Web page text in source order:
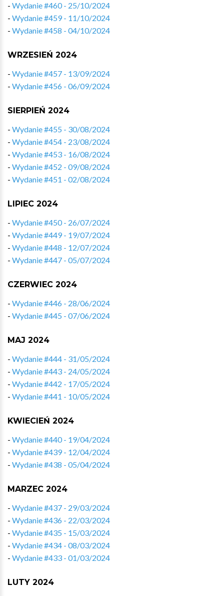
- Wydanie #460 - 25/10/2024
- Wydanie #459 - 11/10/2024
- Wydanie #458 - 04/10/2024
WRZESIEŃ 2024
- Wydanie #457 - 13/09/2024
- Wydanie #456 - 06/09/2024
SIERPIEŃ 2024
- Wydanie #455 - 30/08/2024
- Wydanie #454 - 23/08/2024
- Wydanie #453 - 16/08/2024
- Wydanie #452 - 09/08/2024
- Wydanie #451 - 02/08/2024
LIPIEC 2024
- Wydanie #450 - 26/07/2024
- Wydanie #449 - 19/07/2024
- Wydanie #448 - 12/07/2024
- Wydanie #447 - 05/07/2024
CZERWIEC 2024
- Wydanie #446 - 28/06/2024
- Wydanie #445 - 07/06/2024
MAJ 2024
- Wydanie #444 - 31/05/2024
- Wydanie #443 - 24/05/2024
- Wydanie #442 - 17/05/2024
- Wydanie #441 - 10/05/2024
KWIECIEŃ 2024
- Wydanie #440 - 19/04/2024
- Wydanie #439 - 12/04/2024
- Wydanie #438 - 05/04/2024
MARZEC 2024
- Wydanie #437 - 29/03/2024
- Wydanie #436 - 22/03/2024
- Wydanie #435 - 15/03/2024
- Wydanie #434 - 08/03/2024
- Wydanie #433 - 01/03/2024
LUTY 2024